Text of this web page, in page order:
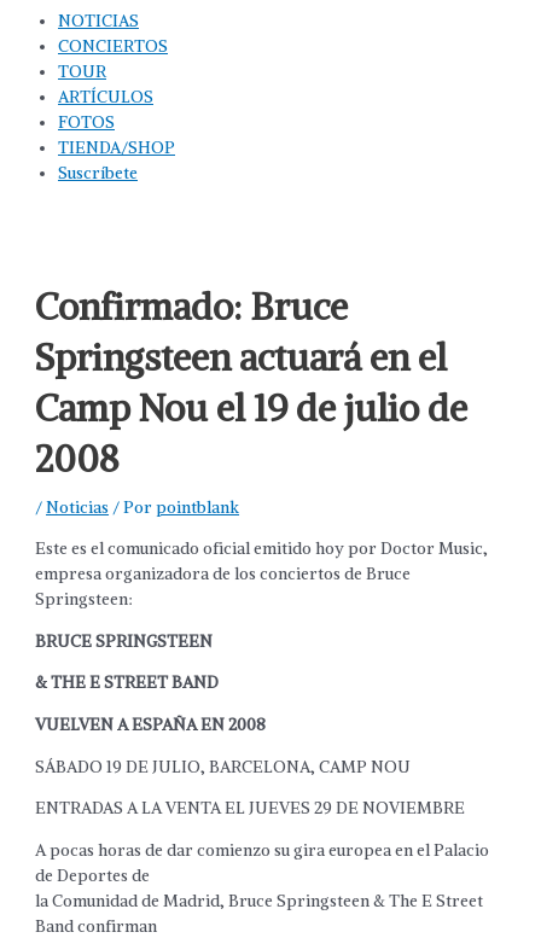
NOTICIAS
CONCIERTOS
TOUR
ARTÍCULOS
FOTOS
TIENDA/SHOP
Suscríbete
Confirmado: Bruce
Springsteen actuará en el
Camp Nou el 19 de julio de
2008
/Noticias / Porpointblank
Este es el comunicado oficial emitido hoy por Doctor Music,
empresa organizadora de los conciertos de Bruce
Springsteen:
BRUCE SPRINGSTEEN
& THE E STREET BAND
VUELVEN A ESPAÑA EN 2008
SÁBADO 19 DE JULIO, BARCELONA, CAMP NOU
ENTRADAS A LA VENTA EL JUEVES 29 DE NOVIEMBRE
A pocas horas de dar comienzo su gira europea en el Palacio
de Deportes de
la Comunidad de Madrid, Bruce Springsteen & The E Street
Band confirman